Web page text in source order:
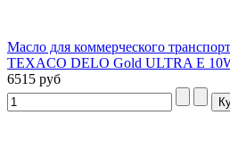
Масло для коммерческого
TEXACO DELO Gold ULTRA E
6515 руб